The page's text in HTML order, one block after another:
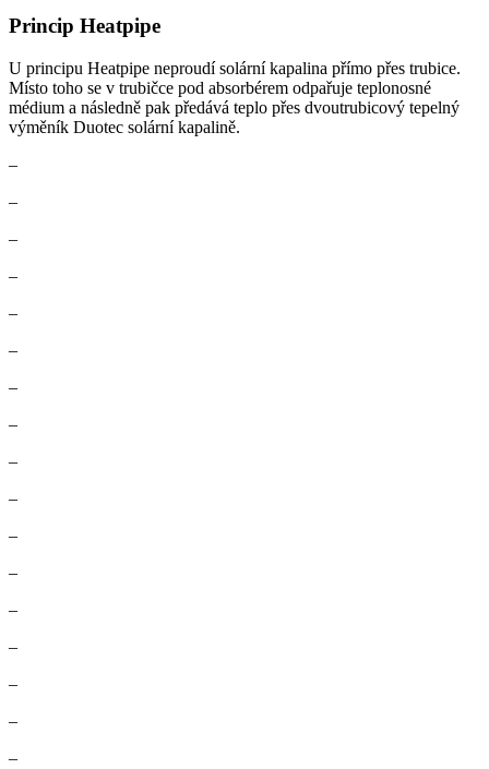
Princip Heatpipe
U principu Heatpipe neproudí solární kapalina přímo přes trubice.
Místo toho se v trubičce pod absorbérem odpařuje teplonosné
médium a následně pak předává teplo přes dvoutrubicový tepelný
výměník Duotec solární kapalině.
–
–
–
–
–
–
–
–
–
–
–
–
–
–
–
–
–